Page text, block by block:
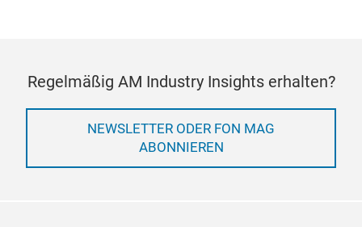
Regelmäßig AM Industry Insights erhalten?
NEWSLETTER ODER FON MAG
ABONNIEREN